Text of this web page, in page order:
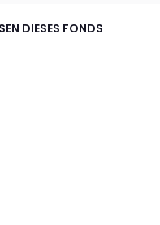
DIESES FONDS